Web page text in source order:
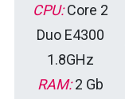
CPU:Core 2
Duo E4300
1.8GHz
RAM:2 Gb